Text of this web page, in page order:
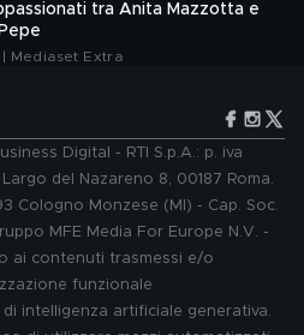
tra Anita Mazzotta e
Mediaset Extra
Digital - RTI S.p.A.: p. iva
del Nazareno 8, 00187 Roma.
Cologno Monzese (MI) - Cap. Soc.
MFE Media For Europe N.V. -
ai contenuti trasmessi e/o
funzionale
intelligenza artificiale generativa.